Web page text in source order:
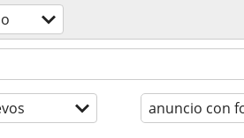
anuncio con